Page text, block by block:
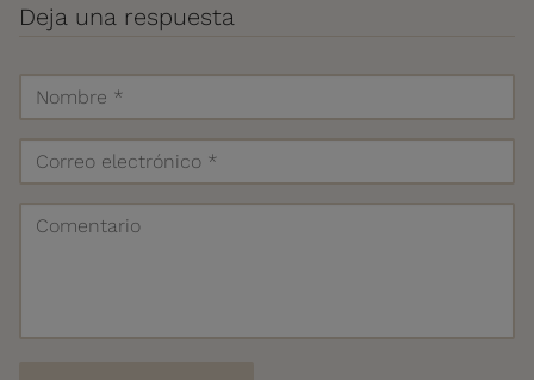
Deja una respuesta